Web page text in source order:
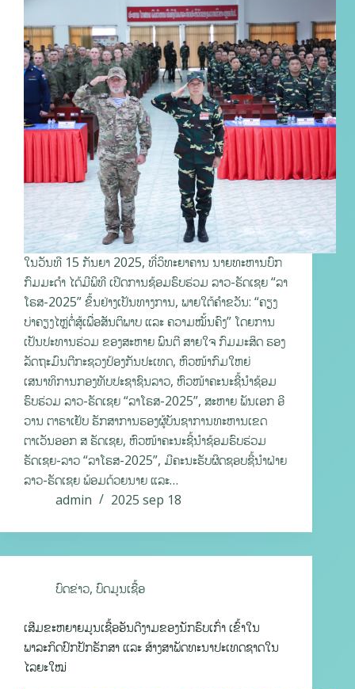
ໃນວັນທີ 15 ກັນຍາ 2025, ທີ່ວິທະຍາຄານ ນາຍທະຫານບົກ
ກົມມະດໍາ ໄດ້ມີພິທີ ເປີດການຊ້ອມຮົບຮ່ວມ ລາວ-ຣັດເຊຍ “ລາ
ໂຣສ-2025” ຂຶ້ນຢ່າງເປັນທາງການ, ພາຍໃຕ້ຄໍາຂວັນ: “ຄຽງ
ບ່າຄຽງໄຫຼ່ຕໍ່ສູ້ເພື່ອສັນຕິພາບ ແລະ ຄວາມໝັ້ນຄົງ” ໂດຍການ
ເປັນປະທານຮ່ວມ ຂອງສະຫາຍ ພົນຕີ ສາຍໃຈ ກົມມະສິດ ຮອງ
ລັດຖະມົນຕີກະຊວງປ້ອງກັນປະເທດ, ຫົວໜ້າກົມໃຫຍ່
ເສນາທິການກອງທັບປະຊາຊົນລາວ, ຫົວໜ້າຄະນະຊີ້ນໍາຊ້ອມ
ຮົບຮ່ວມ ລາວ-ຣັດເຊຍ “ລາໂຣສ-2025”, ສະຫາຍ ພັນເອກ ອີ
ວານ ຕາຣາເຢັບ ຮັກສາການຮອງຜູ້ບັນຊາການທະຫານເຂດ
ຕາເວັນອອກ ສ ຣັດເຊຍ, ຫົວໜ້າຄະນະຊີ້ນໍາຊ້ອມຮົບຮ່ວມ
ຣັດເຊຍ-ລາວ “ລາໂຣສ-2025”, ມີຄະນະຮັບຜິດຊອບຊີ້ນຳຝ່າຍ
ລາວ-ຣັດເຊຍ ພ້ອມດ້ວຍນາຍ ແລະ…
admin
2025 sep 18
ບົດຂ່າວ, ບົດມູນເຊື້ອ
ເສີມຂະຫຍາຍມູນເຊື້ອອັນດີງາມຂອງນັກຮົບເກົ່າ ເຂົ້າໃນ
ພາລະກິດປົກປັກຮັກສາ ແລະ ສ້າງສາພັດທະນາປະເທດຊາດໃນ
ໄລຍະໃໝ່